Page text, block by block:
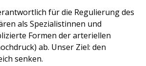
für die Regulierung des
als Spezialistinnen und
Formen der arteriellen
ab. Unser Ziel: den
senken.